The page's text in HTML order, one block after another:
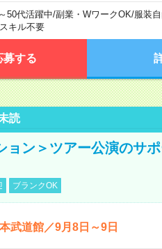
50代活躍中/副業・WワークOK/服装
キル不要
募する
読
ョン＞ツアー公演のサ
ブランクOK
武道館／9月8日～9日